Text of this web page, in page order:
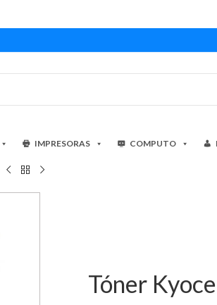
IMPRESORAS COMPUTO
Tóner